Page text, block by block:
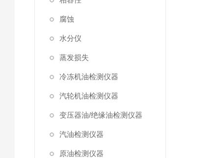
腐蚀
水分仪
蒸发损失
冷冻机油检测仪器
汽轮机油检测仪器
变压器油/绝缘油检测仪器
汽油检测仪器
原油检测仪器